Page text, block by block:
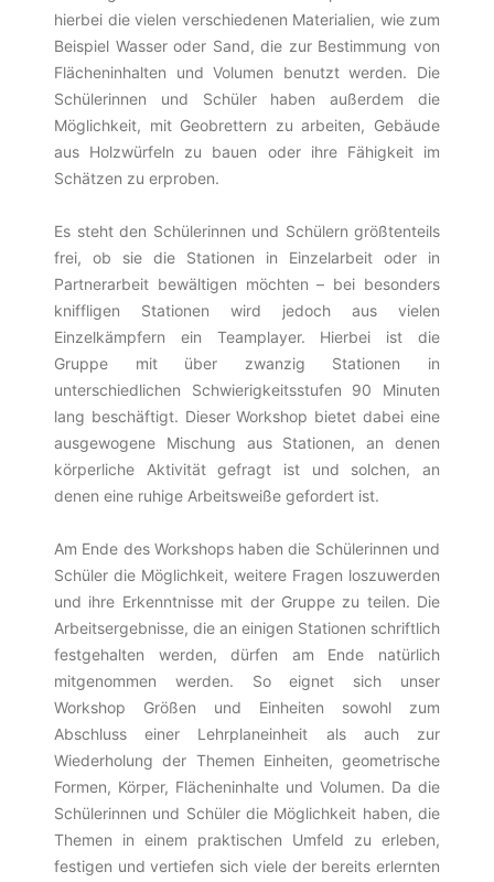
hierbei die vielen verschiedenen Materialien, wie zum
Beispiel Wasser oder Sand, die zur Bestimmung von
Flächeninhalten und Volumen benutzt werden. Die
Schülerinnen und Schüler haben außerdem die
Möglichkeit, mit Geobrettern zu arbeiten, Gebäude
aus Holzwürfeln zu bauen oder ihre Fähigkeit im
Schätzen zu erproben.
Es steht den Schülerinnen und Schülern größtenteils
frei, ob sie die Stationen in Einzelarbeit oder in
Partnerarbeit bewältigen möchten – bei besonders
kniffligen Stationen wird jedoch aus vielen
Einzelkämpfern ein Teamplayer. Hierbei ist die
Gruppe mit über zwanzig Stationen in
unterschiedlichen Schwierigkeitsstufen 90 Minuten
lang beschäftigt. Dieser Workshop bietet dabei eine
ausgewogene Mischung aus Stationen, an denen
körperliche Aktivität gefragt ist und solchen, an
denen eine ruhige Arbeitsweiße gefordert ist.
Am Ende des Workshops haben die Schülerinnen und
Schüler die Möglichkeit, weitere Fragen loszuwerden
und ihre Erkenntnisse mit der Gruppe zu teilen. Die
Arbeitsergebnisse, die an einigen Stationen schriftlich
festgehalten werden, dürfen am Ende natürlich
mitgenommen werden. So eignet sich unser
Workshop Größen und Einheiten sowohl zum
Abschluss einer Lehrplaneinheit als auch zur
Wiederholung der Themen Einheiten, geometrische
Formen, Körper, Flächeninhalte und Volumen. Da die
Schülerinnen und Schüler die Möglichkeit haben, die
Themen in einem praktischen Umfeld zu erleben,
festigen und vertiefen sich viele der bereits erlernten